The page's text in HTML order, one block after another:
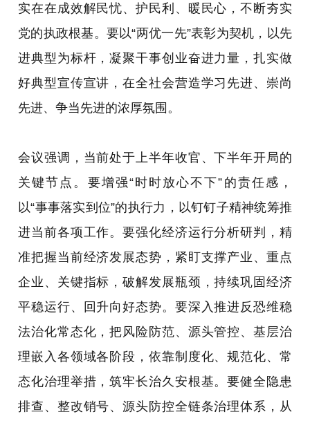
实在在成效解民忧、护民利、暖民心，不断夯实
党的执政根基。要以“两优一先”表彰为契机，以先
进典型为标杆，凝聚干事创业奋进力量，扎实做
好典型宣传宣讲，在全社会营造学习先进、崇尚
先进、争当先进的浓厚氛围。
会议强调，当前处于上半年收官、下半年开局的
关键节点。要增强“时时放心不下”的责任感，
以“事事落实到位”的执行力，以钉钉子精神统筹推
进当前各项工作。要强化经济运行分析研判，精
准把握当前经济发展态势，紧盯支撑产业、重点
企业、关键指标，破解发展瓶颈，持续巩固经济
平稳运行、回升向好态势。要深入推进反恐维稳
法治化常态化，把风险防范、源头管控、基层治
理嵌入各领域各阶段，依靠制度化、规范化、常
态化治理举措，筑牢长治久安根基。要健全隐患
排查、整改销号、源头防控全链条治理体系，从